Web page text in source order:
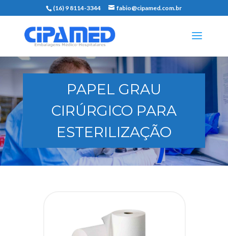
(16) 9 8114-3344 fabio@cipamed.com.br
PAPEL GRAU
CIRÚRGICO PARA
ESTERILIZAÇÃO